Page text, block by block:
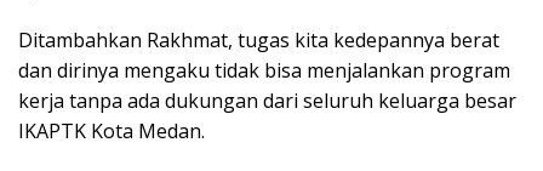
Ditambahkan Rakhmat, tugas kita kedepannya berat
dan dirinya mengaku tidak bisa menjalankan program
kerja tanpa ada dukungan dari seluruh keluarga besar
IKAPTK Kota Medan.